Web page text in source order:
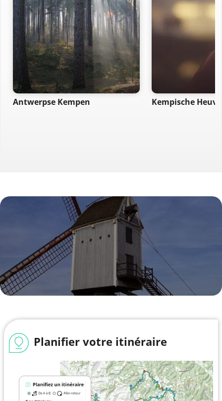
Antwerpse Kempen Kempische
Planifier votre itinéraire